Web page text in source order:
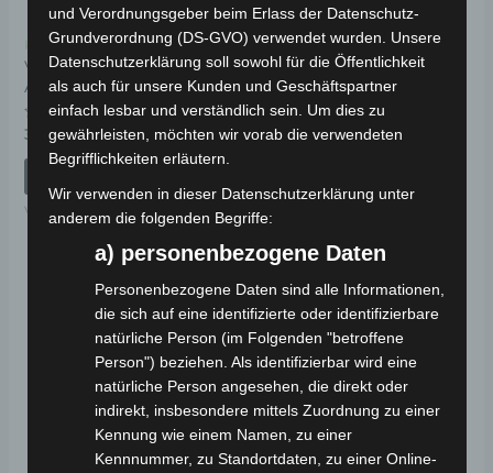
Kostenloser Versand
VM4 NEO
ANZEIGEABDECKUNG
Bewertet
mit
0
39,00€ *
VM4 NEO
Kostenloser Versand
VM4 NEO
SITZSCHLOSSKABEL
Bewertet
mit
19,00€ *
VM4 NEO
und Verordnungsgeber beim Erlass der Datenschutz-
Grundverordnung (DS-GVO) verwendet wurden. Unsere
Datenschutzerklärung soll sowohl für die Öffentlichkeit
als auch für unsere Kunden und Geschäftspartner
einfach lesbar und verständlich sein. Um dies zu
gewährleisten, möchten wir vorab die verwendeten
Begrifflichkeiten erläutern.
Wir verwenden in dieser Datenschutzerklärung unter
anderem die folgenden Begriffe:
a) personenbezogene Daten
Personenbezogene Daten sind alle Informationen,
die sich auf eine identifizierte oder identifizierbare
natürliche Person (im Folgenden "betroffene
Person") beziehen. Als identifizierbar wird eine
natürliche Person angesehen, die direkt oder
indirekt, insbesondere mittels Zuordnung zu einer
Kennung wie einem Namen, zu einer
Kennnummer, zu Standortdaten, zu einer Online-